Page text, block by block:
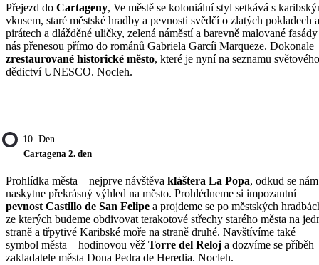
Přejezd do Cartageny, Ve městě se koloniální styl setkává s
vkusem, staré městské hradby a pevnosti svědčí o zlatých pokladech a
pirátech a dlážděné uličky, zelená náměstí a barevně malované fasády
nás přenesou přímo do románů Gabriela Garcíi Marqueze. Dokonale
zrestaurované historické město, které je nyní na seznamu světového
dědictví UNESCO. Nocleh.
10. Den
Cartagena 2. den
Prohlídka města – nejprve návštěva kláštera La Popa, odkud se nám
naskytne překrásný výhled na město. Prohlédneme si impozantní
pevnost Castillo de San Felipe a projdeme se po městských
ze kterých budeme obdivovat terakotové střechy starého města na
straně a třpytivé Karibské moře na straně druhé. Navštívíme také
symbol města – hodinovou věž Torre del Reloj a dozvíme se příběh
zakladatele města Dona Pedra de Heredia. Nocleh.